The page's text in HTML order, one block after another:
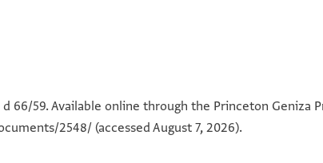
66/59. Available online through the Princeton Geniza
2548/(accessed August 7, 2026).